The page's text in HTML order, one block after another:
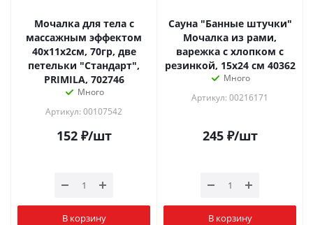
Мочалка для тела с
массажным эффектом
40х11х2см, 70гр, две
петельки "Стандарт",
PRIMILA, 702746
Много
Артикул: 00107542
152₽/шт
В корзину
Сауна "Банные штучки"
Мочалка из рами,
варежка с хлопком с
резинкой, 15х24 см 40362
Много
Артикул: 00216171
245₽/шт
В корзину